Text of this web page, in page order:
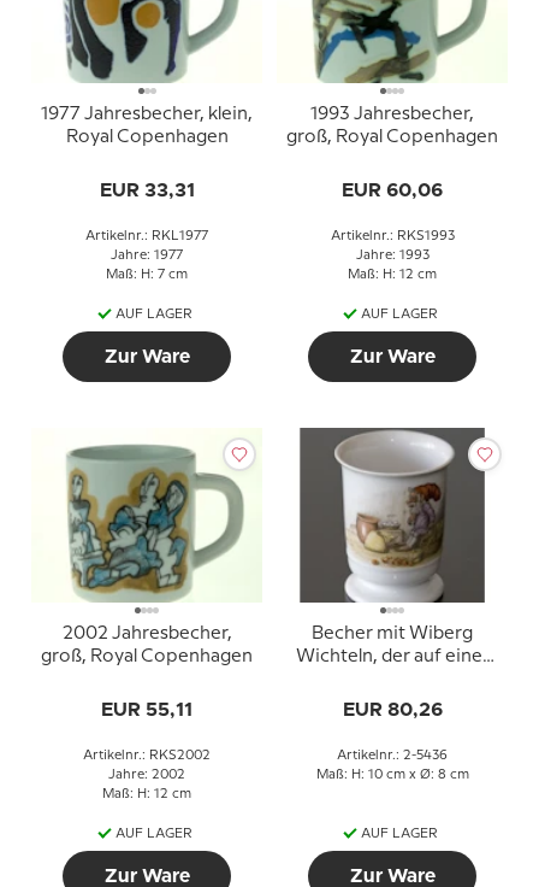
1977 Jahresbecher, klein,
Royal Copenhagen
EUR 33,31
Artikelnr.: RKL1977
Jahre: 1977
Maß: H: 7 cm
AUF LAGER
Zur Ware
1993 Jahresbecher,
groß, Royal Copenhagen
EUR 60,06
Artikelnr.: RKS1993
Jahre: 1993
Maß: H: 12 cm
AUF LAGER
Zur Ware
2002 Jahresbecher,
groß, Royal Copenhagen
EUR 55,11
Artikelnr.: RKS2002
Jahre: 2002
Maß: H: 12 cm
AUF LAGER
Zur Ware
Becher mit Wiberg
Wichteln, der auf einer
Copenhagen Nr. 2-5436
EUR 80,26
Artikelnr.: 2-5436
Maß: H: 10 cm x Ø: 8 cm
AUF LAGER
Zur Ware